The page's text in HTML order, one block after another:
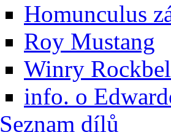
Homunculus
Roy Mustang
Winry
info. o
Seznam dílů